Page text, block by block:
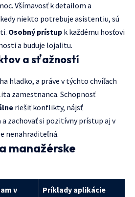
Všímavosť k detailom a
niekto potrebuje asistentiu, sú
Osobný prístup k každému hosťovi
a buduje lojalitu.
a sťažností
hladko, a práve v týchto chvíľach
zamestnanca. Schopnosť
riešiť konflikty, nájsť
zachovať si pozitívny prístup aj v
nenahraditeľná.
manažérske
v
Príklady aplikácie